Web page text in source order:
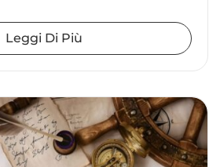
Leggi Di Più